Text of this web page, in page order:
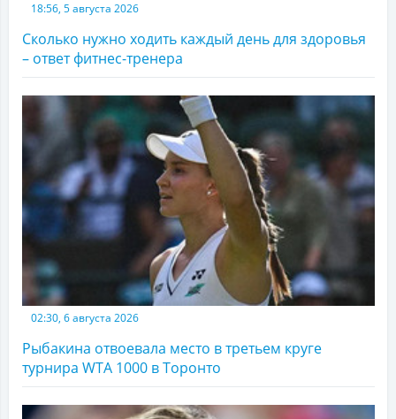
18:56, 5 августа 2026
Сколько нужно ходить каждый день для здоровья
– ответ фитнес-тренера
02:30, 6 августа 2026
Рыбакина отвоевала место в третьем круге
турнира WTA 1000 в Торонто